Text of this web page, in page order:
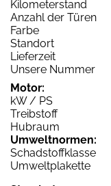
Kilometerstand
Anzahl der Türen
Farbe
Standort
Lieferzeit
Unsere Nummer
Motor:
kW / PS
Treibstoff
Hubraum
Umweltnormen:
Schadstoffklasse
Umweltplakette